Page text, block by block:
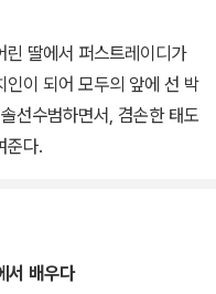
딸에서 퍼스트레이디가
이 되어 모두의 앞에 선 박
선수범하면서, 겸손한 태도
준다.
서 배우다